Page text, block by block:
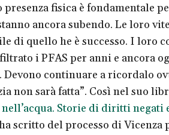
presenza fisica è fondamentale
ancora subendo. Le loro
di quello he è successo. I loro
i PFAS per anni e ancora
continuare a ricordalo
non sarà fatta”. Così nel suo
Storie di diritti negati
scritto del processo di Vicenza